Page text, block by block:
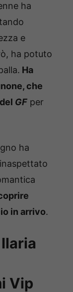
ha
e
ha potuto
Ha
che
GF per
ha
in arrivo.
Vip